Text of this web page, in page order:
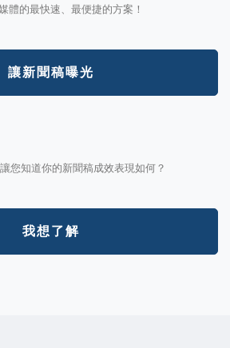
體的最快速、最便捷的方案！
讓新聞稿曝光
您知道你的新聞稿成效表現如何？
我想了解